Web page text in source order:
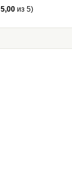
5,00 из 5)